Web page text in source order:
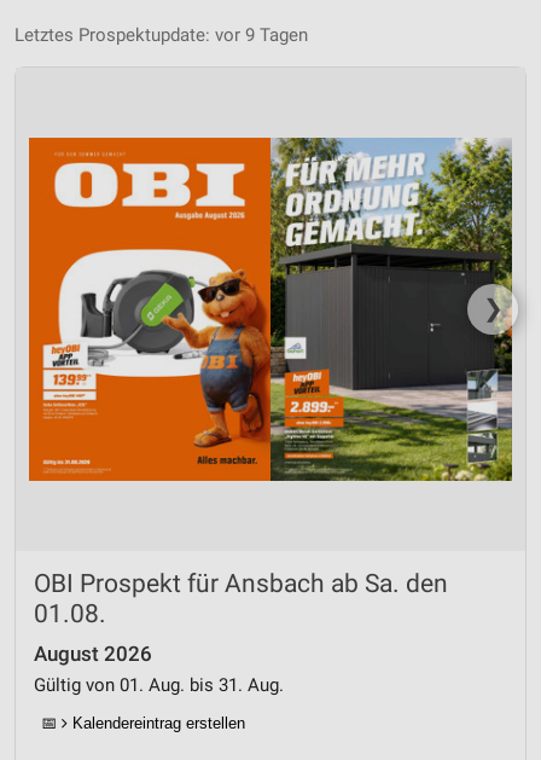
Letztes Prospektupdate: vor 9 Tagen
❯
OBI Prospekt für Ansbach ab Sa. den
01.08.
August 2026
Gültig von 01. Aug. bis 31. Aug.
📅 Kalendereintrag erstellen